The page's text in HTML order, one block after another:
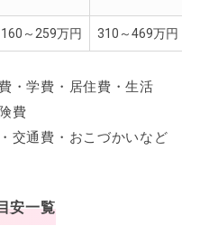
160～259万円 310～469万円
・学費・居住費・生活
費
交通費・おこづかいなど
安一覧